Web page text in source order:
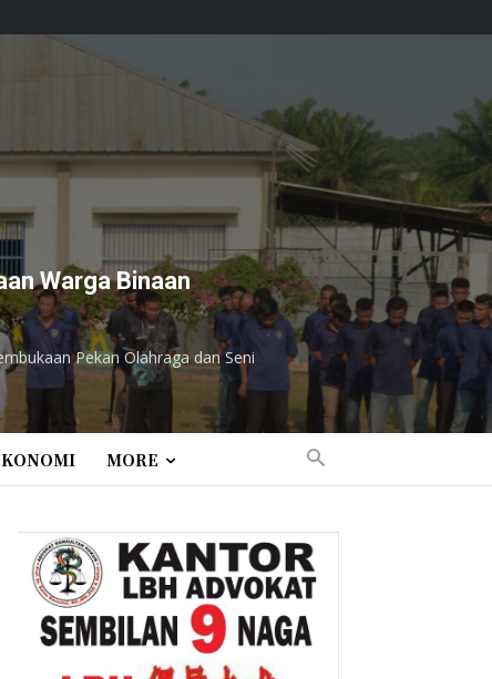
Warga Binaan
Pekan Olahraga dan Seni
MORE